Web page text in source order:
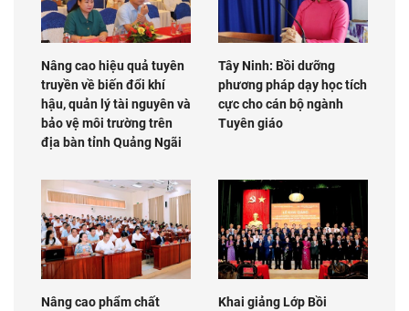
Nâng cao hiệu quả tuyên
truyền về biến đổi khí
hậu, quản lý tài nguyên và
bảo vệ môi trường trên
địa bàn tỉnh Quảng Ngãi
Tây Ninh: Bồi dưỡng
phương pháp dạy học tích
cực cho cán bộ ngành
Tuyên giáo
Nâng cao phẩm chất
Khai giảng Lớp Bồi